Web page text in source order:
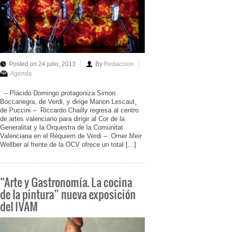
Posted on 24 julio, 2013 By Redaccion
Agenda
– Plácido Domingo protagoniza Simon
Boccanegra, de Verdi, y dirige Manon Lescaut¸
de Puccini – Riccardo Chailly regresa al centro
de artes valenciano para dirigir al Cor de la
Generalitat y la Orquestra de la Comunitat
Valenciana en el Réquiem de Verdi – Omer Meir
Wellber al frente de la OCV ofrece un total […]
“Arte y Gastronomía. La cocina
de la pintura” nueva exposición
del IVAM